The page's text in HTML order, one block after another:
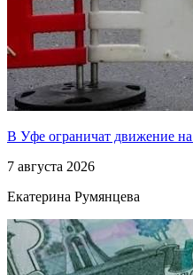
В Уфе ограничат движение
7 августа 2026
Екатерина Румянцева